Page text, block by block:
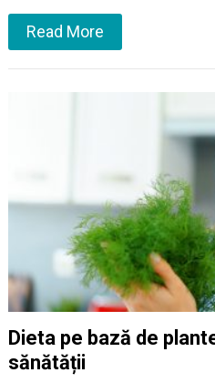
Read More
Dieta pe bază de
sănătății